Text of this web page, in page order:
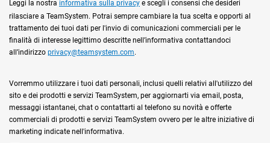
Leggi la nostra informativa sulla privacy e scegli i consensi che desideri
rilasciare a TeamSystem. Potrai sempre cambiare la tua scelta e opporti al
trattamento dei tuoi dati per l'invio di comunicazioni commerciali per le
finalità di interesse legittimo descritte nell’informativa contattandoci
all’indirizzo privacy@teamsystem.com.
Vorremmo utilizzare i tuoi dati personali, inclusi quelli relativi all'utilizzo del
sito e dei prodotti e servizi TeamSystem, per aggiornarti via email, posta,
messaggi istantanei, chat o contattarti al telefono su novità e offerte
commerciali di prodotti e servizi TeamSystem ovvero per le altre iniziative di
marketing indicate nell'informativa.